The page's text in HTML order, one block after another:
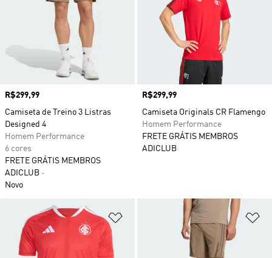
Preço
R$299,99
Camiseta de Treino 3 Listras
Designed 4
Homem Performance
6 cores
FRETE GRÁTIS MEMBROS
ADICLUB
Novo
Preço
R$299,99
Camiseta Originals CR Flamengo
Homem Performance
FRETE GRÁTIS MEMBROS
ADICLUB
Adicionar à Lista de Desejos